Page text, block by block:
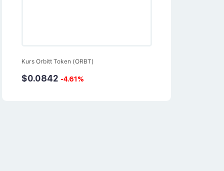
Kurs Orbitt Token (ORBT)
$0.0842 -4.61%